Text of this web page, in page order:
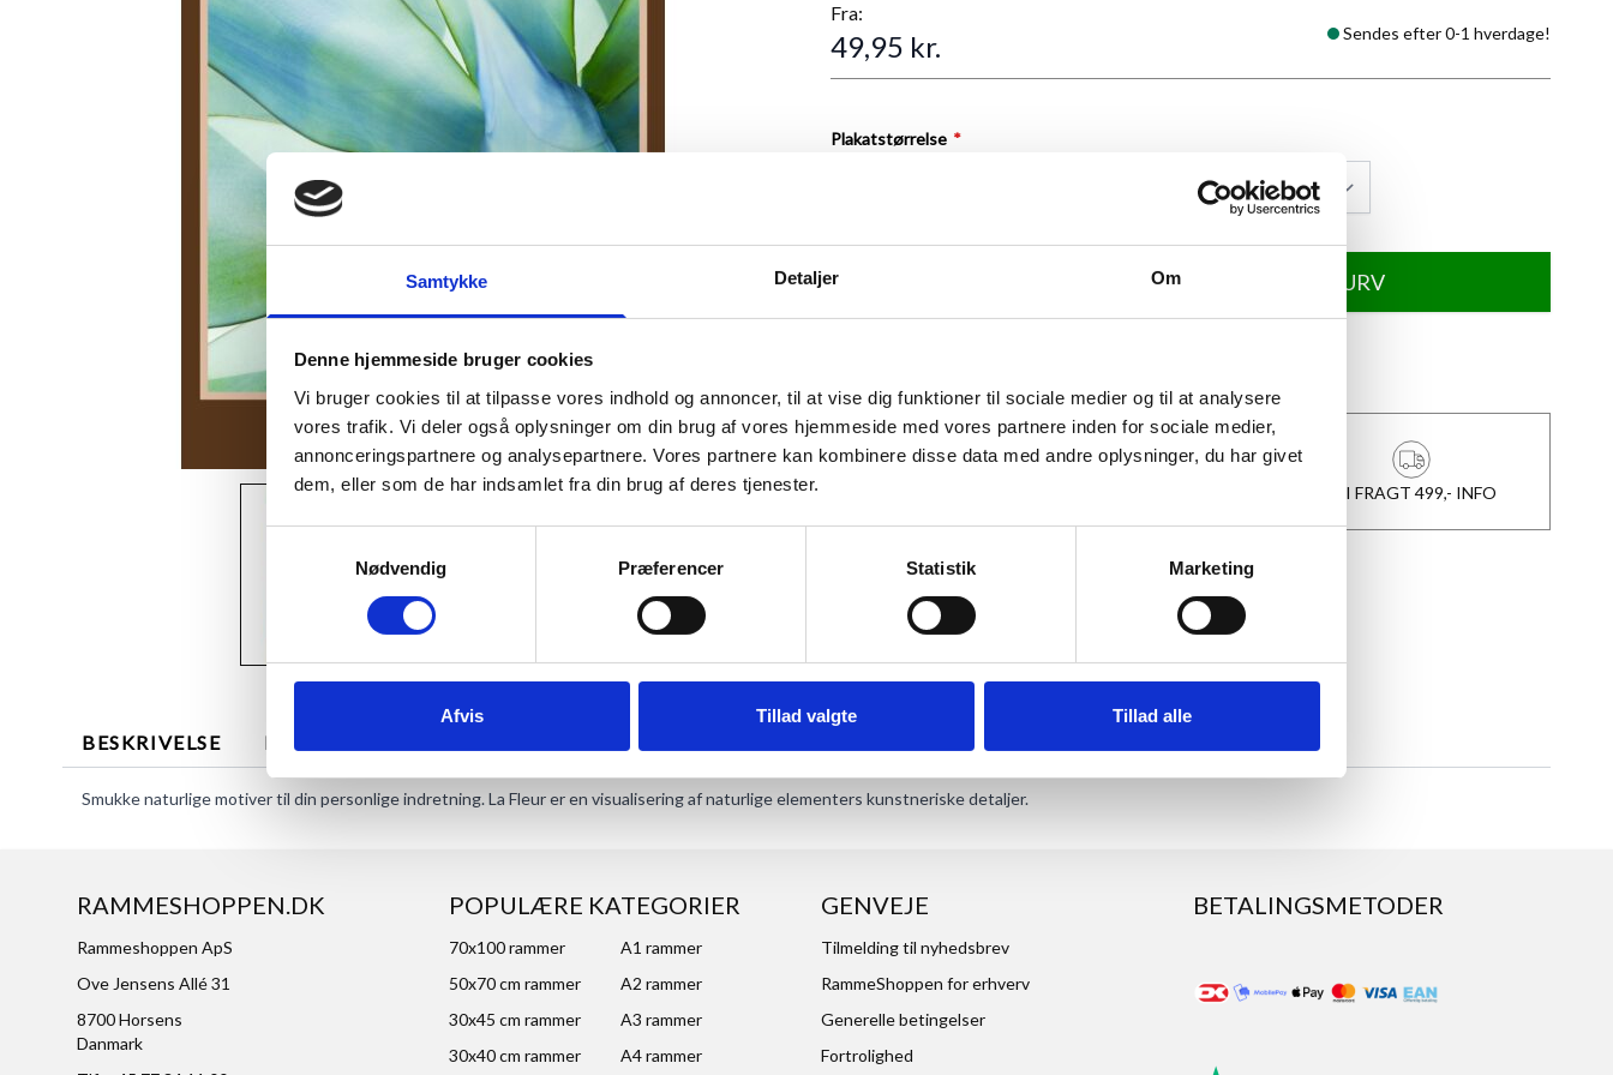
Samtykke Detaljer Om
Denne hjemmeside bruger cookies
Vi bruger cookies til at tilpasse vores indhold og annoncer, til at vise dig funktioner til sociale medier og til at analysere
vores trafik. Vi deler også oplysninger om din brug af vores hjemmeside med vores partnere inden for sociale medier,
annonceringspartnere og analysepartnere. Vores partnere kan kombinere disse data med andre oplysninger, du har givet
dem, eller som de har indsamlet fra din brug af deres tjenester.
Nødvendig
Præferencer Statistik Marketing
Afvis Tillad valgte Tillad alle
View larger image View larger image
Fra:
49,95 kr. Sendes efter 0-1 hverdage!
Plakatstørrelse
TILFØJ TIL KURV
FRI FRAGT 499,- INFO
BESKRIVELSE MERE INFORMATION ANMELDELSER
Smukke naturlige motiver til din personlige indretning. La Fleur er en visualisering af naturlige elementers kunstneriske detaljer.
RAMMESHOPPEN.DK
Rammeshoppen ApS
Ove Jensens Allé 31
8700 Horsens
Danmark
POPULÆRE KATEGORIER
70x100 rammer
A1 rammer
50x70 cm rammer
A2 rammer
30x45 cm rammer
A3 rammer
30x40 cm rammer
A4 rammer
GENVEJE
Tilmelding til nyhedsbrev
RammeShoppen for erhverv
Generelle betingelser
Fortrolighed
BETALINGSMETODER